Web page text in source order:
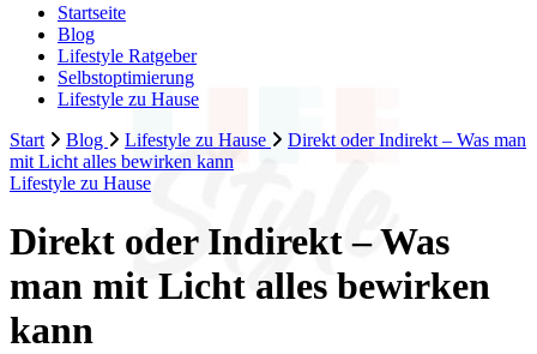
Startseite
Blog
Lifestyle Ratgeber
Selbstoptimierung
Lifestyle zu Hause
Start
Blog Lifestyle zu Hause
Direkt oder Indirekt – Was man
mit Licht alles bewirken kann
Lifestyle zu Hause
Direkt oder Indirekt – Was
man mit Licht alles bewirken
kann